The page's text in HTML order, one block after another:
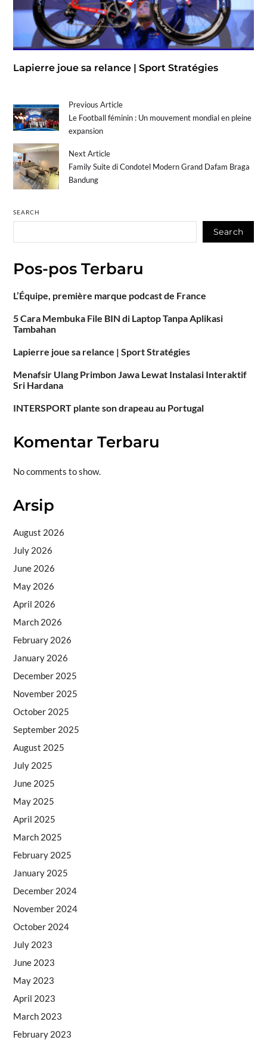
Lapierre joue sa relance | Sport Stratégies
Previous Article
Le Football féminin : Un mouvement mondial en pleine
expansion
Next Article
Family Suite di Condotel Modern Grand Dafam Braga
Bandung
SEARCH
Search
Pos-pos Terbaru
L’Équipe, première marque podcast de France
5 Cara Membuka File BIN di Laptop Tanpa Aplikasi
Tambahan
Lapierre joue sa relance | Sport Stratégies
Menafsir Ulang Primbon Jawa Lewat Instalasi Interaktif
Sri Hardana
INTERSPORT plante son drapeau au Portugal
Komentar Terbaru
No comments to show.
Arsip
August 2026
July 2026
June 2026
May 2026
April 2026
March 2026
February 2026
January 2026
December 2025
November 2025
October 2025
September 2025
August 2025
July 2025
June 2025
May 2025
April 2025
March 2025
February 2025
January 2025
December 2024
November 2024
October 2024
July 2023
June 2023
May 2023
April 2023
March 2023
February 2023